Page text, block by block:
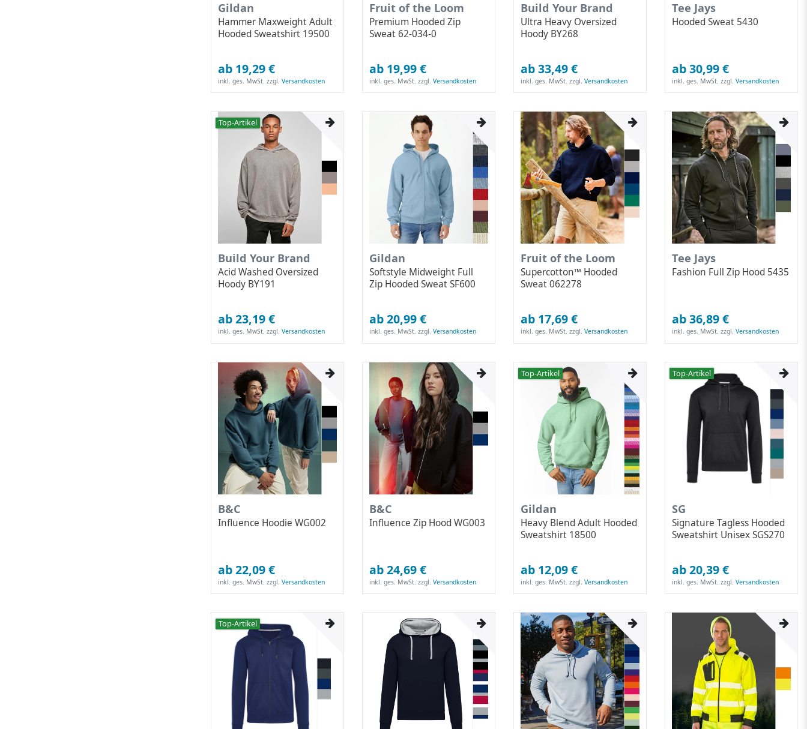
Gildan
Hammer Maxweight Adult
Hooded Sweatshirt 19500
ab 19,29 €
inkl. ges. MwSt. zzgl.Versandkosten
Fruit of the Loom
Premium Hooded Zip
Sweat 62-034-0
ab 19,99 €
inkl. ges. MwSt. zzgl.Versandkosten
Build Your Brand
Ultra Heavy Oversized
Hoody BY268
ab 33,49 €
inkl. ges. MwSt. zzgl.Versandkosten
Tee Jays
Hooded Sweat 5430
ab 30,99 €
inkl. ges. MwSt. zzgl.Versandkosten
Top-Artikel
Build Your Brand
Acid Washed Oversized
Hoody BY191
ab 23,19 €
inkl. ges. MwSt. zzgl.Versandkosten
Gildan
Softstyle Midweight Full
Zip Hooded Sweat SF600
ab 20,99 €
inkl. ges. MwSt. zzgl.Versandkosten
Fruit of the Loom
Supercotton™ Hooded
Sweat 062278
ab 17,69 €
inkl. ges. MwSt. zzgl.Versandkosten
Tee Jays
Fashion Full Zip Hood 5435
ab 36,89 €
inkl. ges. MwSt. zzgl.Versandkosten
B&C
Influence Hoodie WG002
ab 22,09 €
inkl. ges. MwSt. zzgl.Versandkosten
B&C
Influence Zip Hood WG003
ab 24,69 €
inkl. ges. MwSt. zzgl.Versandkosten
Top-Artikel
Gildan
Heavy Blend Adult Hooded
Sweatshirt 18500
ab 12,09 €
inkl. ges. MwSt. zzgl.Versandkosten
Top-Artikel
SG
Signature Tagless Hooded
Sweatshirt Unisex SGS270
ab 20,39 €
inkl. ges. MwSt. zzgl.Versandkosten
Top-Artikel